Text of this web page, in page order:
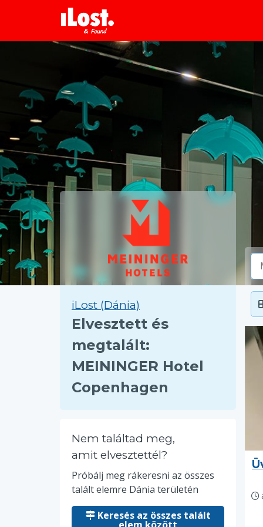
iLost (Dánia)
Elvesztett és
megtalált:
MEININGER Hotel
Copenhagen
Nem találtad meg,
amit elvesztettél?
Próbálj meg rákeresni az összes
talált elemre Dánia területén
Keresés az összes talált